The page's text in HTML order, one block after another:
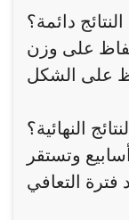
دائمة؟
على وزن
النهائية؟
وتستقر